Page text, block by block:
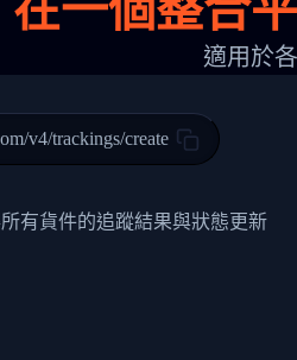
Facility in HONG
03-06 15:28:00",
"Shipment picked up",
CHINA,PEOPLES REPUBLIC"
適用於
v4/trackings/create
有貨件的追蹤結果與狀態更新